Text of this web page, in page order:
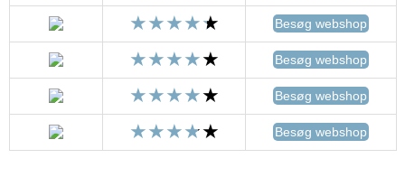
Besøg webshop
Besøg webshop
Besøg webshop
Besøg webshop